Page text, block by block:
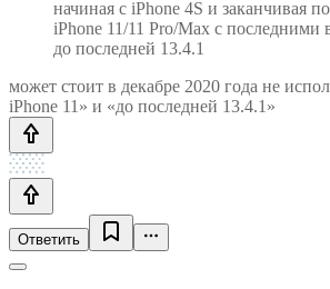
начиная с iPhone 4S и заканчивая
iPhone 11/11 Pro/Max с последними
до последней 13.4.1
может стоит в декабре 2020 года не
iPhone 11» и «до последней 13.4.1»
Ответить